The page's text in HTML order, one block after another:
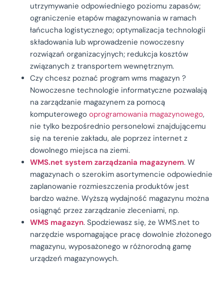
utrzymywanie odpowiedniego poziomu zapasów;
ograniczenie etapów magazynowania w ramach
łańcucha logistycznego; optymalizacja technologii
składowania lub wprowadzenie nowoczesny
rozwiązań organizacyjnych; redukcja kosztów
związanych z transportem wewnętrznym.
Czy chcesz poznać program wms magazyn ?
Nowoczesne technologie informatyczne pozwalają
na zarządzanie magazynem za pomocą
komputerowego oprogramowania magazynowego,
nie tylko bezpośrednio personelowi znajdującemu
się na terenie zakładu, ale poprzez internet z
dowolnego miejsca na ziemi.
WMS.net system zarządzania magazynem. W
magazynach o szerokim asortymencie odpowiednie
zaplanowanie rozmieszczenia produktów jest
bardzo ważne. Wyższą wydajność magazynu można
osiągnąć przez zarządzanie zleceniami, np.
WMS magazyn. Spodziewasz się, że WMS.net to
narzędzie wspomagające pracę dowolnie złożonego
magazynu, wyposażonego w różnorodną gamę
urządzeń magazynowych.